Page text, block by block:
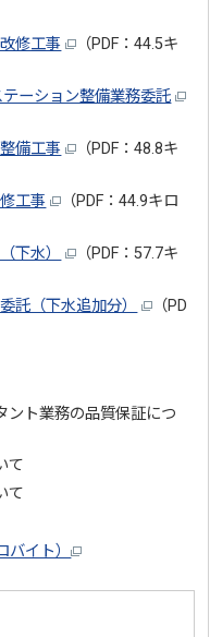
修工事
（PDF：44.5キ
ーション整備業務委託
備工事
（PDF：48.8キ
工事
（PDF：44.9キロ
下水）
（PDF：57.7キ
託（下水追加分）
（PD
ト業務の品質保証につ
て
て
バイト）